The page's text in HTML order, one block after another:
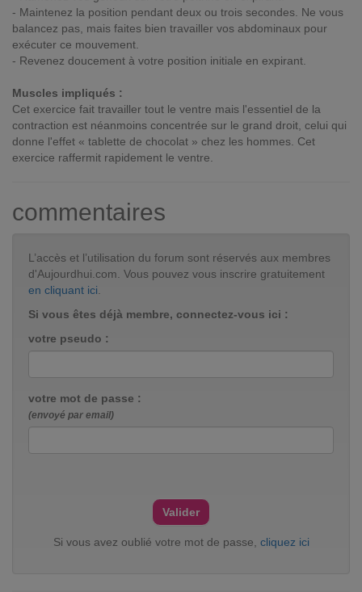
- Maintenez la position pendant deux ou trois secondes. Ne vous
balancez pas, mais faites bien travailler vos abdominaux pour
exécuter ce mouvement.
- Revenez doucement à votre position initiale en expirant.
Muscles impliqués :
Cet exercice fait travailler tout le ventre mais l'essentiel de la
contraction est néanmoins concentrée sur le grand droit, celui qui
donne l'effet « tablette de chocolat » chez les hommes. Cet
exercice raffermit rapidement le ventre.
commentaires
L’accès et l’utilisation du forum sont réservés aux membres
d'Aujourdhui.com. Vous pouvez vous inscrire gratuitement
en cliquant ici
Si vous êtes déjà membre, connectez-vous ici :
votre pseudo :
votre mot de passe :
(envoyé par email)
Si vous avez oublié votre mot de passe, cliquez ici